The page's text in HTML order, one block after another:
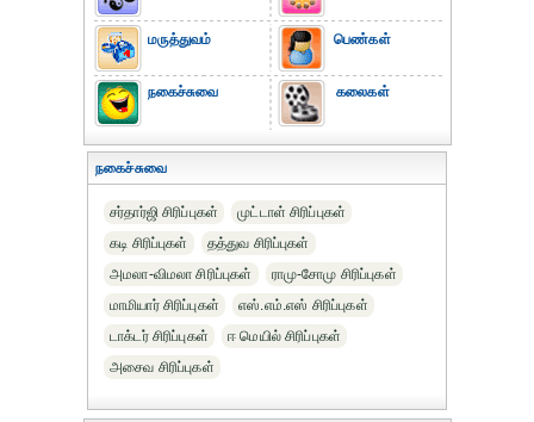
மருத்துவம்
நகைச்சுவை
பெண்கள்
கலைகள்
நகைச்சுவை
சர்தார்ஜி சிரிப்புகள்
முட்டாள் சிரிப்புகள்
கடி சிரிப்புகள்
தத்துவ சிரிப்புகள்
அமலா-விமலா சிரிப்புகள்
ராமு-சோமு சிரிப்புகள்
மாமியார் சிரிப்புகள்
எஸ்.எம்.எஸ் சிரிப்புகள்
டாக்டர் சிரிப்புகள்
ஈ மெயில் சிரிப்புகள்
அசைவ சிரிப்புகள்